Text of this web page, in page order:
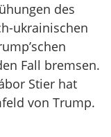
des
ukrainischen
Fall bremsen.
Stier hat
von Trump.